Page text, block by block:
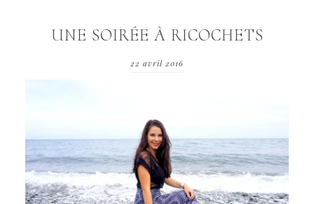
UNE SOIRÉE À RICOCHETS
22 avril 2016